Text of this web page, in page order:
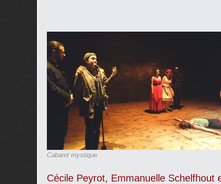
Cabaret mystique
Cécile Peyrot, Emmanuelle Schelfhout